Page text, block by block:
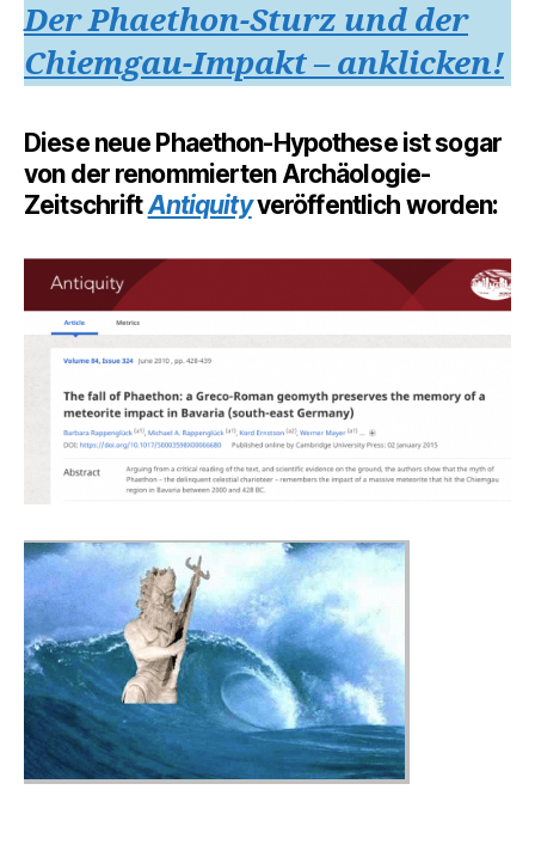
Der Phaethon-Sturz und der
Chiemgau-Impakt – anklicken!
Diese neue Phaethon-Hypothese ist sogar
von der renommierten Archäologie-
ZeitschriftAntiquityveröffentlich worden: